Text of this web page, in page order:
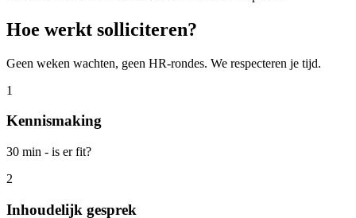
Hoe werkt solliciteren?
Geen weken wachten, geen HR-rondes. We respecteren je tijd.
1
Kennismaking
30 min - is er fit?
2
Inhoudelijk gesprek